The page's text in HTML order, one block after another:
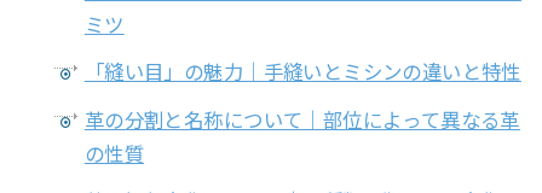
ミツ
「縫い目」の魅力｜手縫いとミシンの違いと特性
革の分割と名称について｜部位によって異なる革
の性質